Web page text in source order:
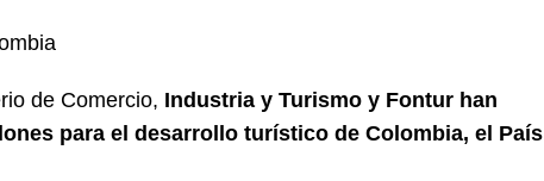
de Comercio, Industria y Turismo y Fontur han
para el desarrollo turístico de Colombia, el País